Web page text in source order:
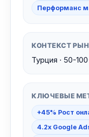
Перформанс
КОНТЕКСТ
Турция · 50-
КЛЮЧЕВЫЕ
+45% Рост
4.2x Google